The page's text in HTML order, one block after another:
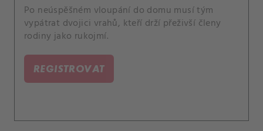
Po neúspěšném vloupání do domu musí tým
vypátrat dvojici vrahů, kteří drží přeživší členy
rodiny jako rukojmí.
REGISTROVAT